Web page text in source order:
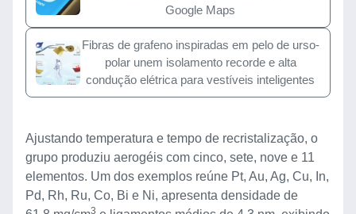
Google Maps
Fibras de grafeno inspiradas em pelo de urso-
polar unem isolamento recorde e alta
condução elétrica para vestíveis inteligentes
Ajustando temperatura e tempo de recristalização, o
grupo produziu aerogéis com cinco, sete, nove e 11
elementos. Um dos exemplos reúne Pt, Au, Ag, Cu, In,
Pd, Rh, Ru, Co, Bi e Ni, apresenta densidade de
3